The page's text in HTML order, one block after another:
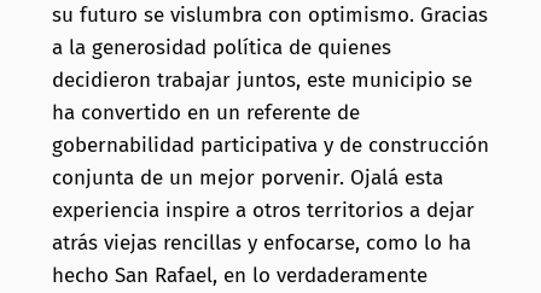
su futuro se vislumbra con optimismo. Gracias
a la generosidad política de quienes
decidieron trabajar juntos, este municipio se
ha convertido en un referente de
gobernabilidad participativa y de construcción
conjunta de un mejor porvenir. Ojalá esta
experiencia inspire a otros territorios a dejar
atrás viejas rencillas y enfocarse, como lo ha
hecho San Rafael, en lo verdaderamente